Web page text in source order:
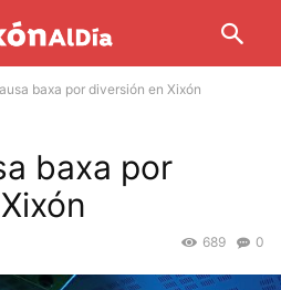
baxa por diversión en Xixón
baxa por
0
689